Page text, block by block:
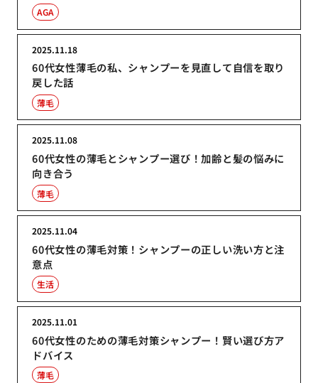
AGA
60代女性薄毛の私、シャンプーを見直して自信を取り
戻した話
2025.11.18
薄毛
60代女性の薄毛とシャンプー選び！加齢と髪の悩みに
向き合う
2025.11.08
薄毛
60代女性の薄毛対策！シャンプーの正しい洗い方と注
意点
2025.11.04
生活
60代女性のための薄毛対策シャンプー！賢い選び方ア
ドバイス
2025.11.01
薄毛